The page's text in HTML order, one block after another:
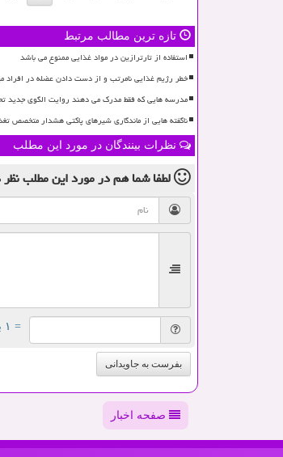
تازه ترین مطالب مرتبط
استفاده از تارترازین در مواد غذایی ممنوع می باشد
خطر رژیم غذایی نامرتب و از دست دادن عضله در افراد
مدرسه هایی که فقط مدرک می دهند روایت الگوی جدید
ناگفته هایی از ماندگاری شیرهای پاکتی هشدار متخصص
نظرات بینندگان در مورد این مطلب
لطفا شما همدر مورد این مطلب
= ۱ بعلاوه ۴
بفرست به جاویدانی
صفحه اخبار